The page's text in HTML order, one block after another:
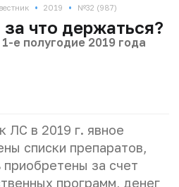
• 2019 • №32 (987)
что держаться?
е полугодие 2019 года
ЛС в 2019 г. явное
списки препаратов,
за счет
программ, денег